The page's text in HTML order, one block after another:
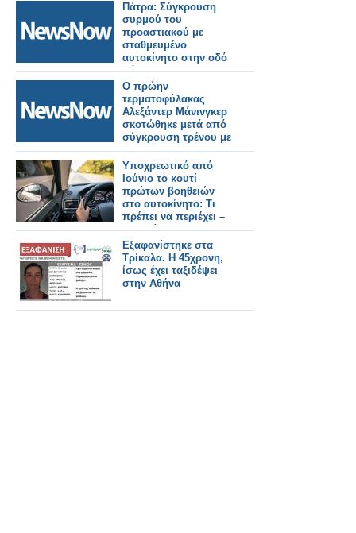
Πάτρα: Σύγκρουση
συρμού του
προαστιακού με
σταθμευμένο
αυτοκίνητο στην οδό
Νόρμαν.
Ο πρώην
τερματοφύλακας
Αλεξάντερ Μάνινγκερ
σκοτώθηκε μετά από
σύγκρουση τρένου με
αυτοκίνητο.
Υποχρεωτικό από
Ιούνιο το κουτί
πρώτων βοηθειών
στο αυτοκίνητο: Τι
πρέπει να περιέχει –
Τα πρόστιμα
Εξαφανίστηκε στα
Τρίκαλα. Η 45χρονη,
ίσως έχει ταξιδέψει
στην Αθήνα